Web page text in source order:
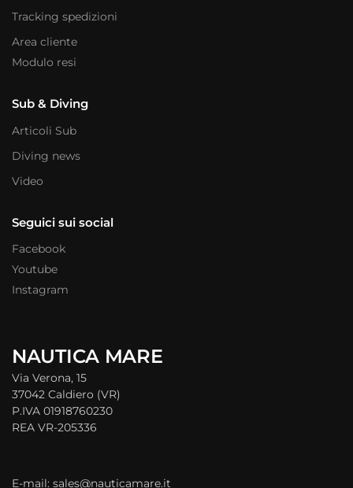
Tracking spedizioni
Area cliente
Modulo resi
Sub & Diving
Articoli Sub
Diving news
Video
Seguici sui social
Facebook
Youtube
Instagram
NAUTICA MARE
Via Verona, 15
37042 Caldiero (VR)
P.IVA 01918760230
REA VR-205336
E-mail: sales@nauticamare.it